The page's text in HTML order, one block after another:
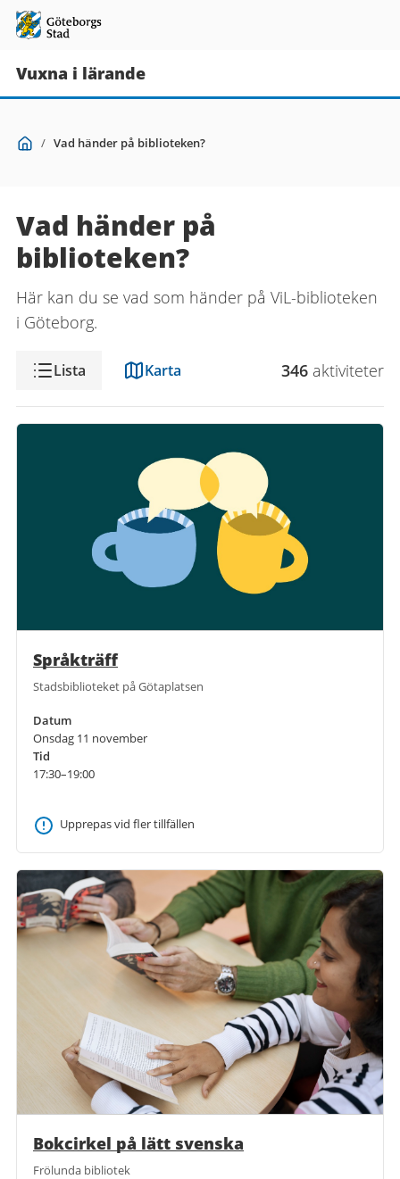
Vuxna i lärande
Du Start
/ Vad händer på biblioteken?
Vad händer på
biblioteken?
Här kan du se vad som händer på ViL-biblioteken
i Göteborg.
VisningLista Karta 346 aktiviteter
Språkträff
Stadsbiblioteket på Götaplatsen
Datum
Onsdag 11 november
Tid
17:30–19:00
Upprepas vid fler tillfällen
Bokcirkel på lätt svenska
Frölunda bibliotek